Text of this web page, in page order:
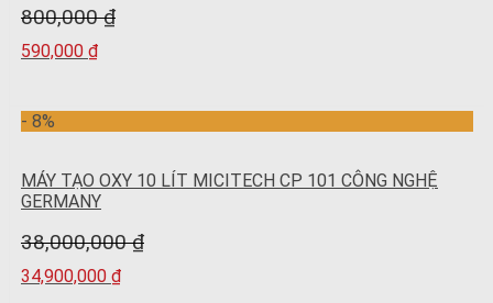
800,000₫
590,000 ₫
- 8%
MÁY TẠO OXY 10 LÍT MICITECH CP 101 CÔNG NGHỆ
GERMANY
38,000,000₫
34,900,000 ₫